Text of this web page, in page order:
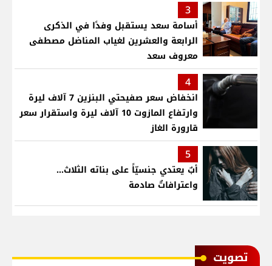
3
أسامة سعد يستقبل وفدًا في الذكرى
الرابعة والعشرين لغياب المناضل مصطفى
معروف سعد
4
انخفاض سعر صفيحتي البنزين 7 آلاف ليرة
وارتفاع المازوت 10 آلاف ليرة واستقرار سعر
قارورة الغاز
5
أبٌ يعتدي جنسيّاً على بناته الثلاث…
واعترافاتٌ صادمة
ﺗﺼﻮﻳﺖ